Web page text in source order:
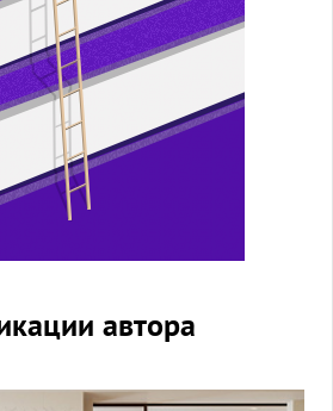
автора